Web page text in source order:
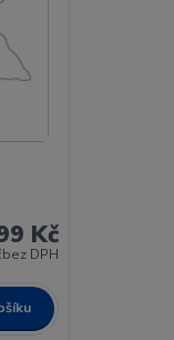
Kč
bez DPH